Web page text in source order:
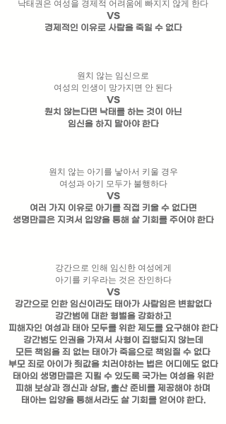
낙태권은 여성을 경제적 어려움에 빠지지 않게 한다
VS
경제적인 이유로 사람을 죽일 수 없다
원치 않는 임신으로
여성의 인생이 망가지면 안 된다
VS
원치 않는다면 낙태를 하는 것이 아닌
임신을 하지 말아야 한다
원치 않는 아기를 낳아서 키울 경우
여성과 아기 모두가 불행하다
VS
여러 가지 이유로 아기를 직접 키울 수 없다면
생명만큼은 지켜서 ​입양을 통해 살 기회를 주어야 한다
강간으로 인해 임신한 여성에게
아기를 키우라는 것은 잔인하다
VS
강간으로 인한 임신이라도 태아가 사람임은 변함없다
강간범에 대한 형벌을 강화하고
피해자인 여성과 태아 모두를 위한 제도를 요구해야 한다
강간범도 인권을 가져서 사형이 집행되지 않는데
모든 책임을 죄 없는 태아가 죽음으로 책임질 수 없다
부모 죄로 아이가 죗값을 치러야하는 법은 어디에도 없다
태아의 생명만큼은 지킬 수 있도록 국가는 여성을 위한
피해 보상과 정신과 상담, 출산 준비를 제공해야 하며
태아는 입양을 통해서라도 살 기회를 얻어야 한다.